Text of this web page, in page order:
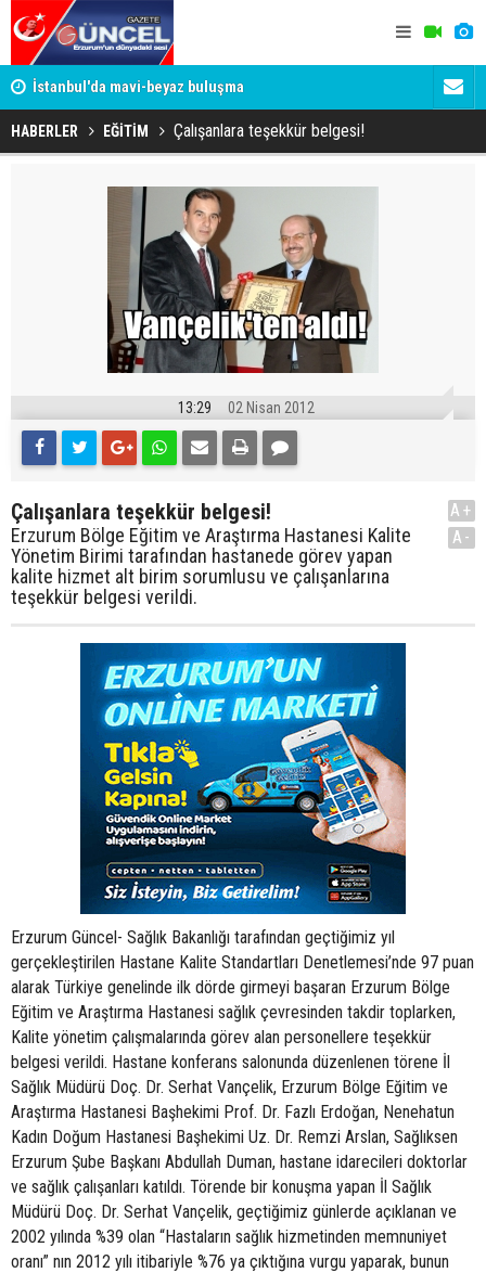
İstanbul'da mavi-beyaz buluşma
HABERLER EĞİTİM Çalışanlara teşekkür belgesi!
13:29 02 Nisan 2012
Çalışanlara teşekkür belgesi!
Erzurum Bölge Eğitim ve Araştırma Hastanesi Kalite
Yönetim Birimi tarafından hastanede görev yapan
kalite hizmet alt birim sorumlusu ve çalışanlarına
teşekkür belgesi verildi.
A+
A-
Erzurum Güncel- Sağlık Bakanlığı tarafından geçtiğimiz yıl
gerçekleştirilen Hastane Kalite Standartları Denetlemesi’nde 97 puan
alarak Türkiye genelinde ilk dörde girmeyi başaran Erzurum Bölge
Eğitim ve Araştırma Hastanesi sağlık çevresinden takdir toplarken,
Kalite yönetim çalışmalarında görev alan personellere teşekkür
belgesi verildi. Hastane konferans salonunda düzenlenen törene İl
Sağlık Müdürü Doç. Dr. Serhat Vançelik, Erzurum Bölge Eğitim ve
Araştırma Hastanesi Başhekimi Prof. Dr. Fazlı Erdoğan, Nenehatun
Kadın Doğum Hastanesi Başhekimi Uz. Dr. Remzi Arslan, Sağlıksen
Erzurum Şube Başkanı Abdullah Duman, hastane idarecileri doktorlar
ve sağlık çalışanları katıldı. Törende bir konuşma yapan İl Sağlık
Müdürü Doç. Dr. Serhat Vançelik, geçtiğimiz günlerde açıklanan ve
2002 yılında %39 olan “Hastaların sağlık hizmetinden memnuniyet
oranı” nın 2012 yılı itibariyle %76 ya çıktığına vurgu yaparak, bunun